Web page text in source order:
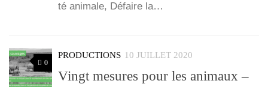
té ani­male, Défaire la…
0
PRODUCTIONS 10 JUILLET 2020
Vingt mesures pour les animaux –